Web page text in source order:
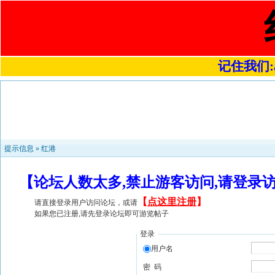
记住我们
提示信息 » 红港
【论坛人数太多,禁止游客访问,请登
请直接登录用户访问论坛，或请 【 点这里注册】
如果您已注册,请先登录论坛即可游览帖子
登录
用户名
密 码